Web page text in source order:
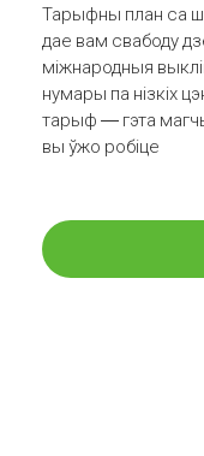
Тарыфны план са
дае вам свабоду
міжнародныя
нумары па нізкіх
тарыф — гэта
вы ўжо робіце